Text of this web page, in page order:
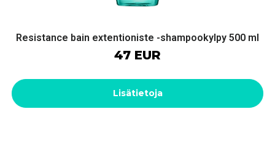
Resistance bain extentioniste -shampookylpy 500 ml
47 EUR
Lisätietoja